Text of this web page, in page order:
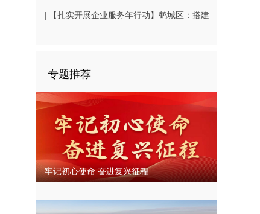
焦民生关切 书写幸福答卷
| 【扎实开展企业服务年行动】鹤城区：搭建
专题推荐
牢记初心使命 奋进复兴征程